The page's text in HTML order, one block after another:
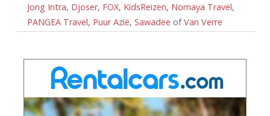
Jong Intra, Djoser, FOX, KidsReizen, Nomaya Travel,
PANGEA Travel, Puur Azië, Sawadee ofVan Verre